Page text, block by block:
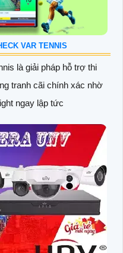
VAR TENNIS
là giải pháp hỗ trợ thi
tranh cãi chính xác nhờ
ngay lập tức